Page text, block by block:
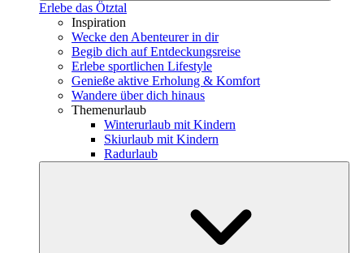
Erlebe das Ötztal
Inspiration
Wecke den Abenteurer in dir
Begib dich auf Entdeckungsreise
Erlebe sportlichen Lifestyle
Genieße aktive Erholung & Komfort
Wandere über dich hinaus
Themenurlaub
Winterurlaub mit Kindern
Skiurlaub mit Kindern
Radurlaub